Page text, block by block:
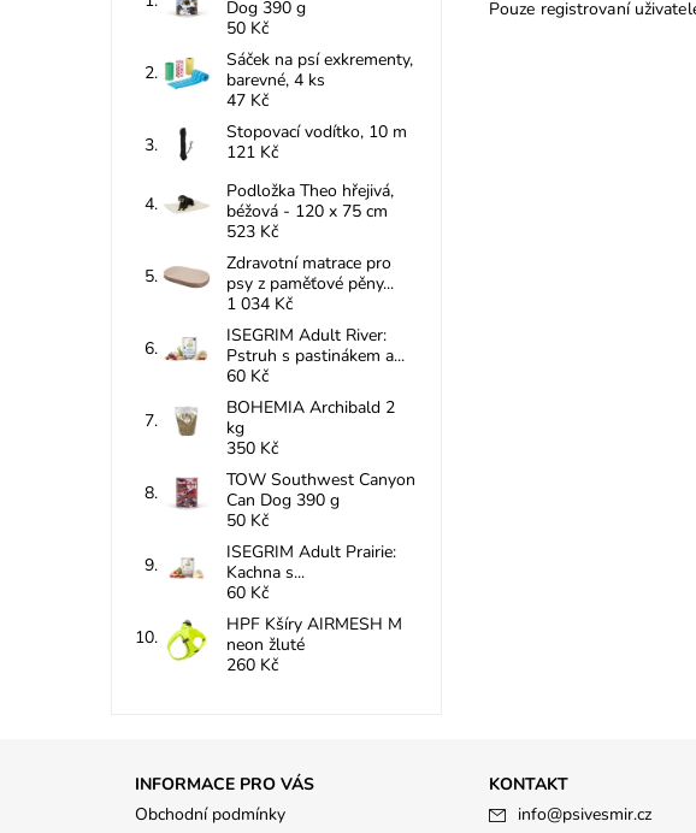
Pouze registrovaní
Dog 390 g
50 Kč
Sáček na psí exkrementy,
barevné, 4 ks
47 Kč
Stopovací vodítko, 10 m
121 Kč
Podložka Theo hřejivá,
béžová - 120 x 75 cm
523 Kč
Zdravotní matrace pro
psy z paměťové pěny...
1 034 Kč
ISEGRIM Adult River:
Pstruh s pastinákem a...
60 Kč
BOHEMIA Archibald 2
kg
350 Kč
TOW Southwest Canyon
Can Dog 390 g
50 Kč
ISEGRIM Adult Prairie:
Kachna s...
60 Kč
HPF Kšíry AIRMESH M
neon žluté
260 Kč
INFORMACE PRO VÁS
Obchodní podmínky
KONTAKT
info@psivesmir.cz